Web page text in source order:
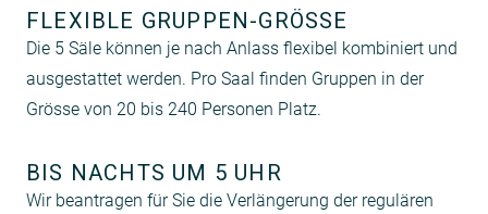
FLEXIBLE GRUPPEN-GRÖSSE
Die 5 Säle können je nach Anlass flexibel kombiniert und
ausgestattet werden. Pro Saal finden Gruppen in der
Grösse von 20 bis 240 Personen Platz.
BIS NACHTS UM 5 UHR
Wir beantragen für Sie die Verlängerung der regulären